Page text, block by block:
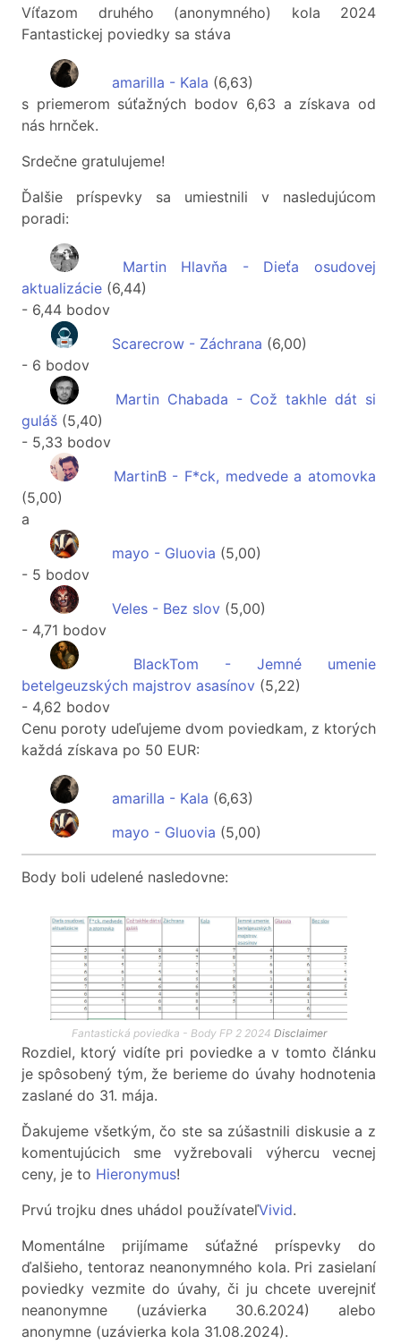
Víťazom druhého (anonymného) kola 2024
Fantastickej poviedky sa stáva
amarilla - Kala (6,63)
s priemerom súťažných bodov 6,63 a získava od
nás hrnček.
Srdečne gratulujeme!
Ďalšie príspevky sa umiestnili v nasledujúcom
poradi:
Martin Hlavňa - Dieťa osudovej
aktualizácie (6,44)
- 6,44 bodov
Scarecrow - Záchrana (6,00)
- 6 bodov
Martin Chabada - Což takhle dát si
guláš (5,40)
- 5,33 bodov
MartinB - F*ck, medvede a atomovka
(5,00)
a
mayo - Gluovia (5,00)
- 5 bodov
Veles - Bez slov (5,00)
- 4,71 bodov
BlackTom - Jemné umenie
betelgeuzských majstrov asasínov (5,22)
- 4,62 bodov
Cenu poroty udeľujeme dvom poviedkam, z ktorých
každá získava po 50 EUR:
amarilla - Kala (6,63)
mayo - Gluovia (5,00)
Body boli udelené nasledovne:
Fantastická poviedka - Body FP 2 2024 Disclaimer
Rozdiel, ktorý vidíte pri poviedke a v tomto článku
je spôsobený tým, že berieme do úvahy hodnotenia
zaslané do 31. mája.
Ďakujeme všetkým, čo ste sa zúšastnili diskusie a z
komentujúcich sme vyžrebovali výhercu vecnej
ceny, je to Hieronymus!
Prvú trojku dnes uhádol používateľVivid.
Momentálne prijímame súťažné príspevky do
ďalšieho, tentoraz neanonymného kola. Pri zasielaní
poviedky vezmite do úvahy, či ju chcete uverejniť
neanonymne (uzávierka 30.6.2024) alebo
anonymne (uzávierka kola 31.08.2024).